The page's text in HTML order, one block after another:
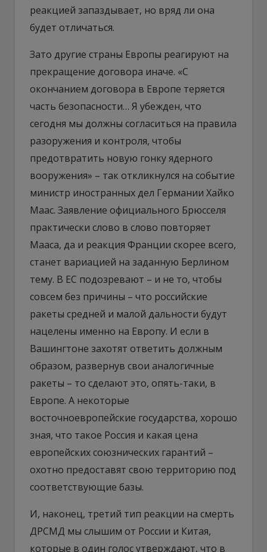
реакцией запаздывает, но вряд ли она
будет отличаться.
Зато другие страны Европы реагируют на
прекращение договора иначе. «С
окончанием договора в Европе теряется
часть безопасности… Я убежден, что
сегодня мы должны согласиться на правила
разоружения и контроля, чтобы
предотвратить новую гонку ядерного
вооружения» – так откликнулся на событие
министр иностранных дел Германии Хайко
Маас. Заявление официального Брюсселя
практически слово в слово повторяет
Мааса, да и реакция Франции скорее всего,
станет вариацией на заданную Берлином
тему. В ЕС подозревают – и не то, чтобы
совсем без причины – что российские
ракеты средней и малой дальности будут
нацелены именно на Европу. И если в
Вашингтоне захотят ответить должным
образом, развернув свои аналогичные
ракеты – то сделают это, опять-таки, в
Европе. А некоторые
восточноевропейские государства, хорошо
зная, что такое Россия и какая цена
европейских союзнических гарантий –
охотно предоставят свою территорию под
соответствующие базы.
И, наконец, третий тип реакции на смерть
ДРСМД мы слышим от России и Китая,
которые в один голос утверждают, что в